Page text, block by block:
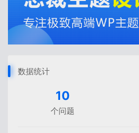
数据统计
10
个问题